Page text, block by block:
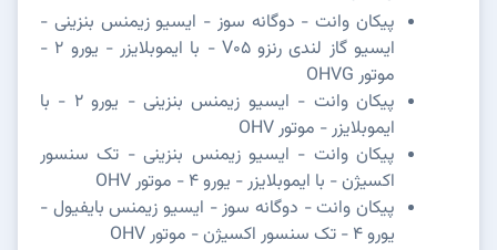
پیکان وانت - دوگانه سوز - ایسیو زیمنس بنزینی -
ایسیو گاز لندی رنزو V05 - با ایموبلایزر - یورو 2 -
موتور OHVG
پیکان وانت - ایسیو زیمنس بنزینی - یورو 2 - با
ایموبلایزر - موتور OHV
پیکان وانت - ایسیو زیمنس بنزینی - تک سنسور
اکسیژن - با ایموبلایزر - یورو 4 - موتور OHV
پیکان وانت - دوگانه سوز - ایسیو زیمنس بایفیول -
یورو 4 - تک سنسور اکسیژن - موتور OHV